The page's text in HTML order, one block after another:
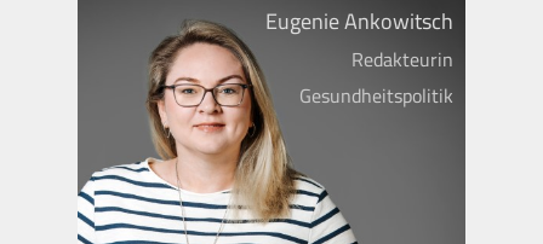
Eugenie Ankowitsch
Redakteurin
Gesundheitspolitik